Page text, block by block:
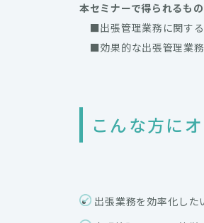
本セミナーで得られるもの
■出張管理業務に関す
■効果的な出張管理業
こんな方に
出張業務を効率化した